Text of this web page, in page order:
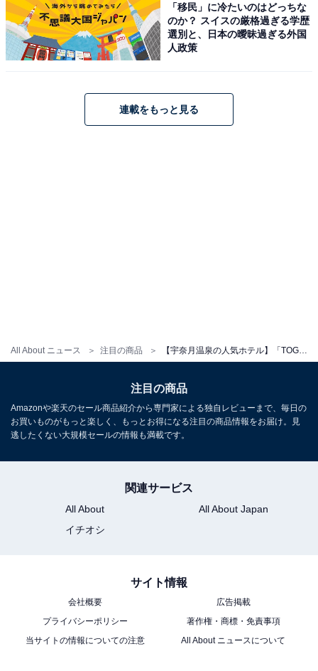
All About ニュース 注目の商品
アクセス・料金・宿泊情報は？
チェックイン・チェックアウト
チェックアウト：10:00
※プランにより時間が異なる可能性があります
また、記事中の宿泊プランを予約すると、売上の一部が
オールアバウトに還元されることがあります。
【氷見温泉郷の人気ホテル】「天然温泉 浜辺の
宿あさひや」が選ばれる理由
「移民」に冷たいのはどっちな
のか？ スイスの厳格過ぎる学歴
選別と、日本の曖昧過ぎる外国
人政策
連載をもっと見る
注目の商品
Amazonや楽天のセール商品紹介から専門家による独自レビューまで、毎日の
お買いものがもっと楽しく、もっとお得になる注目の商品情報をお届け。見
逃したくない大規模セールの情報も満載です。
関連サービス
All About
All About Japan
イチオシ
サイト情報
会社概要
広告掲載
プライバシーポリシー
著作権・商標・免責事項
当サイトの情報についての注意
All About ニュースについて